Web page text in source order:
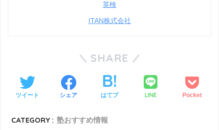
英検
ITAN株式会社
SHARE
ツイート シェア はてブ LINE Pocket
CATEGORY : 塾おすすめ情報